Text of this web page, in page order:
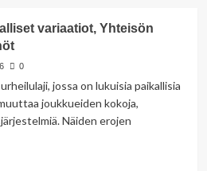
variaatiot, Yhteisön
0
jossa on lukuisia paikallisia
joukkueiden kokoja,
Näiden erojen